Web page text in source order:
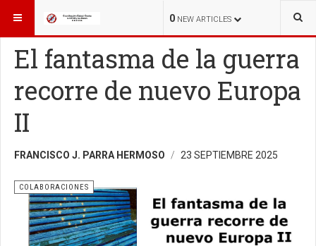
0 NEW ARTICLES
ESTÁ AQUÍ: COLABORACIONES
El fantasma de la guerra
recorre de nuevo Europa
II
FRANCISCO J. PARRA HERMOSO 23 SEPTIEMBRE 2025
COLABORACIONES